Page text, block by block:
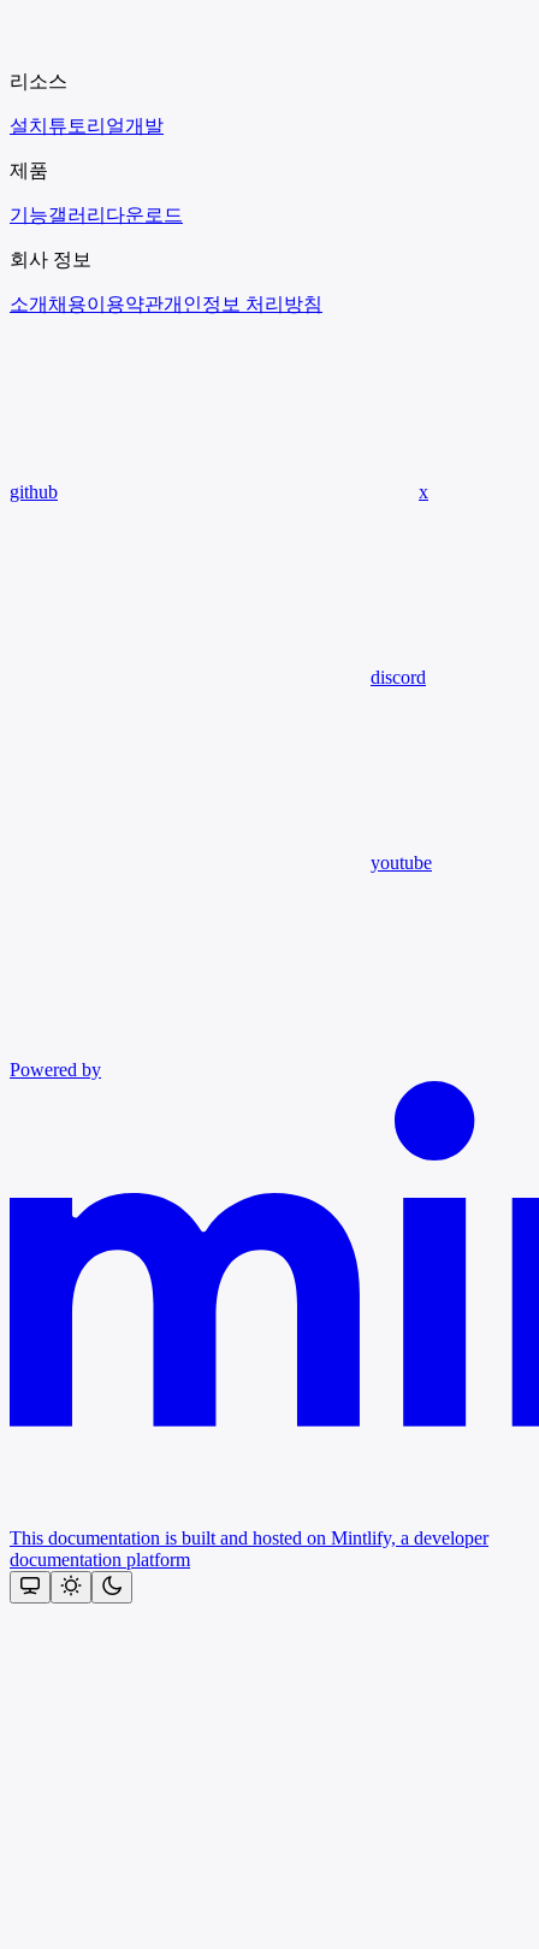
리소스
설치 튜토리얼개발
제품
기능갤러리 다운로드
회사 정보
소개 채용이용약관개인정보 처리방침
github x
discord
youtube
Powered by
This documentation is built and hosted on Mintlify, a developer
documentation platform